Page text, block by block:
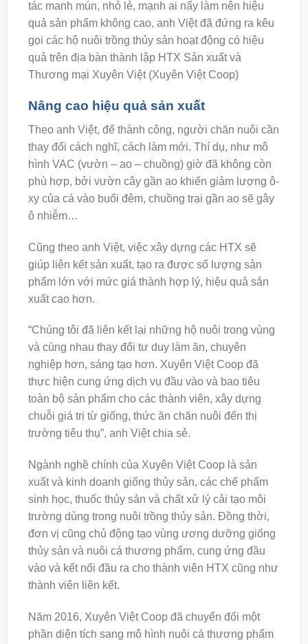
tác manh mún, nhỏ lẻ, mạnh ai nấy làm nên hiệu
quả sản phẩm không cao, anh Việt đã đứng ra kêu
gọi các hộ nuôi trồng thủy sản hoạt động có hiệu
quả trên địa bàn thành lập HTX Sản xuất và
Thương mại Xuyên Việt (Xuyên Việt Coop)
Nâng cao hiệu quả sản xuất
Theo anh Việt, để thành công, người chăn nuôi cần
thay đổi cách nghĩ, cách làm mới. Thí dụ, như mô
hình VAC (vườn – ao – chuồng) giờ đã không còn
phù hợp, bởi vườn cây gần ao khiến giảm lượng ô-
xy của cá vào buổi đêm, chuồng trại gần ao sẽ gây
ô nhiễm…
Cũng theo anh Việt, việc xây dựng các HTX sẽ
giúp liên kết sản xuất, tạo ra được số lượng sản
phẩm lớn với mức giá thành hợp lý, hiệu quả sản
xuất cao hơn.
“Chúng tôi đã liên kết lại những hộ nuôi trong vùng
và cùng nhau thay đổi tư duy làm ăn, chuyên
nghiệp hơn, sáng tạo hơn. Xuyên Việt Coop đã
thực hiện cung ứng dịch vụ đầu vào và bao tiêu
toàn bộ sản phẩm cho các thành viên, xây dựng
chuỗi giá trị từ giống, thức ăn chăn nuôi đến thị
trường tiêu thụ”, anh Việt chia sẻ.
Ngành nghề chính của Xuyên Việt Coop là sản
xuất và kinh doanh giống thủy sản, các chế phẩm
sinh học, thuốc thủy sản và chất xử lý cải tạo môi
trường dùng trong nuôi trồng thủy sản. Đồng thời,
đơn vị cũng chủ động tạo vùng ương dưỡng giống
thủy sản và nuôi cá thương phẩm, cung ứng đầu
vào và kết nối đầu ra cho thành viên HTX cũng như
thành viên liên kết.
Năm 2016, Xuyên Việt Coop đã chuyển đổi một
phần diện tích sang mô hình nuôi cá thương phẩm